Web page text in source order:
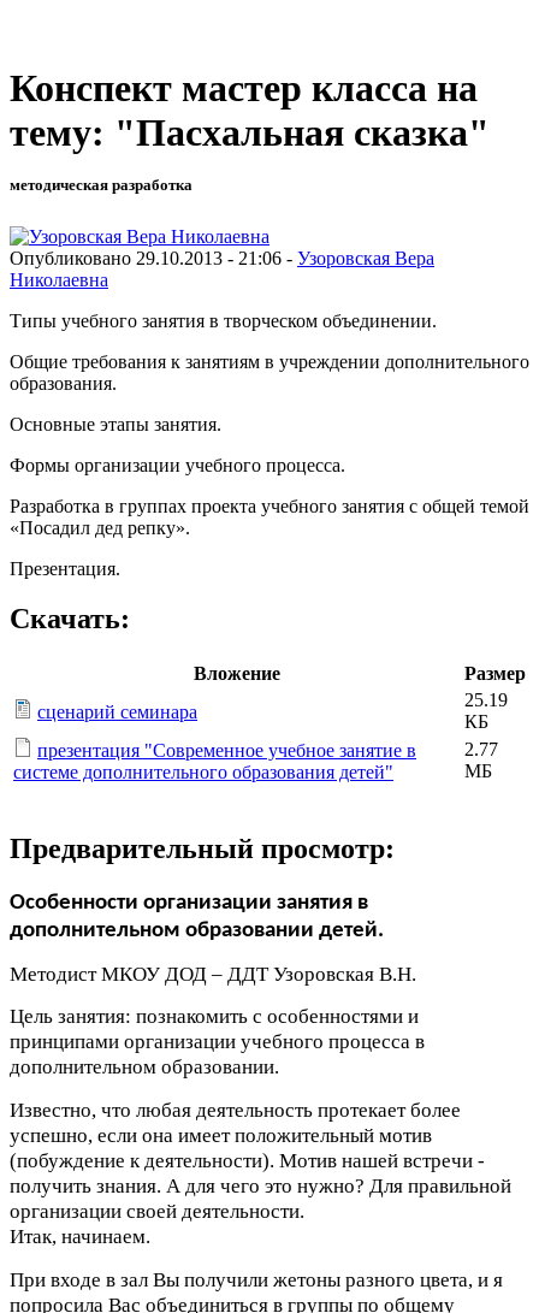
Конспект мастер класса на
тему: "Пасхальная сказка"
методическая разработка
Опубликовано 29.10.2013 - 21:06 - Узоровская Вера
Николаевна
Типы учебного занятия в творческом объединении.
Общие требования к занятиям в учреждении дополнительного
образования.
Основные этапы занятия.
Формы организации учебного процесса.
Разработка в группах проекта учебного занятия с общей темой
«Посадил дед репку».
Презентация.
Скачать:
Вложение
Размер
сценарий семинара
25.19
КБ
презентация "Современное учебное занятие в
системе дополнительного образования детей"
2.77
МБ
Предварительный просмотр:
Особенности организации занятия в
дополнительном образовании детей.
Методист МКОУ ДОД – ДДТ Узоровская В.Н.
Цель занятия: познакомить с особенностями и
принципами организации учебного процесса в
дополнительном образовании.
Известно, что любая деятельность протекает более
успешно, если она имеет положительный мотив
(побуждение к деятельности). Мотив нашей встречи -
получить знания. А для чего это нужно? Для правильной
организации своей деятельности.
Итак, начинаем.
При входе в зал Вы получили жетоны разного цвета, и я
попросила Вас объединиться в группы по общему